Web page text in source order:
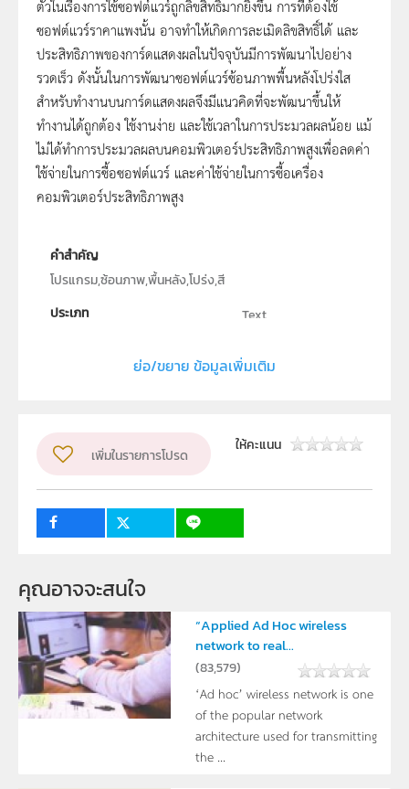
ตัวในเรื่องการใช้ซอฟต์แวร์ถูกลิขสิทธิ์มากยิ่งขึ้น การที่ต้องใช้
ซอฟต์แวร์ราคาแพงนั้น อาจทำให้เกิดการละเมิดลิขสิทธิ์ได้ และ
ประสิทธิภาพของการ์ดแสดงผลในปัจจุบันมีการพัฒนาไปอย่าง
รวดเร็ว ดังนั้นในการพัฒนาซอฟต์แวร์ซ้อนภาพพื้นหลังโปร่งใส
สำหรับทำงานบนการ์ดแสดงผลจึงมีแนวคิดที่จะพัฒนาขึ้นให้
ทำงานได้ถูกต้อง ใช้งานง่าย และใช้เวลาในการประมวลผลน้อย แม้
ไม่ได้ทำการประมวลผลบนคอมพิวเตอร์ประสิทธิภาพสูงเพื่อลดค่า
ใช้จ่ายในการซื้อซอฟต์แวร์ และค่าใช้จ่ายในการซื้อเครื่อง
คอมพิวเตอร์ประสิทธิภาพสูง
คำสำคัญ
โปรแกรม,ซ้อนภาพ,พื้นหลัง,โปร่ง,สี
ประเภท
Text
จุฬาลงกรณ์มหาวิทยาลัย
ระดับชั้น
ย่อ/ขยาย ข้อมูลเพิ่มเติม
เพิ่มในรายการโปรด
ให้คะแนน
คุณอาจจะสนใจ
“Applied Ad Hoc wireless
network to real...
(83,579)
‘Ad hoc’ wireless network is one
of the popular network
architecture used for transmitting
the ...